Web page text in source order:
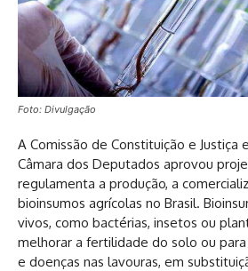
Foto: Divulgação
A Comissão de Constituição e Justiça
Câmara dos Deputados aprovou
regulamenta a produção, a
bioinsumos agrícolas no Brasil.
vivos, como bactérias, insetos ou
melhorar a fertilidade do solo ou
e doenças nas lavouras, em